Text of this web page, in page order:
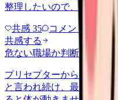
整理したいので、判断材料
共感 35 コメント
共感する
危ない職場か判断してほし
プリセプターから毎日の
と言われ続け、最近は職